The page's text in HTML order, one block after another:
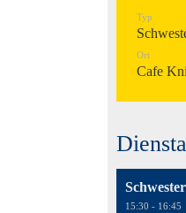
Typ
Ort
Cafe
15:30 - 16:45